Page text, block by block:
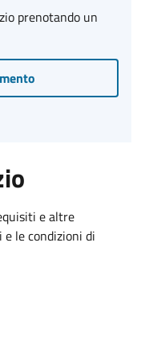
prenotando un
e altre
le condizioni di